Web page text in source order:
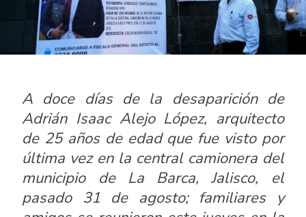
A doce días de la desaparición de
Adrián Isaac Alejo López, arquitecto
de 25 años de edad que fue visto por
última vez en la central camionera del
municipio de La Barca, Jalisco, el
pasado 31 de agosto; familiares y